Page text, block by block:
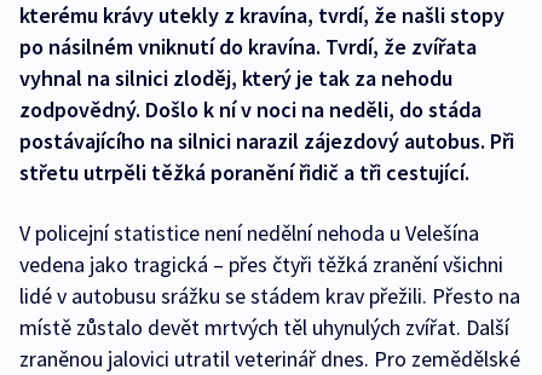
kterému krávy utekly z kravína, tvrdí, že našli stopy
po násilném vniknutí do kravína. Tvrdí, že zvířata
vyhnal na silnici zloděj, který je tak za nehodu
zodpovědný. Došlo k ní v noci na neděli, do stáda
postávajícího na silnici narazil zájezdový autobus. Při
střetu utrpěli těžká poranění řidič a tři cestující.
V policejní statistice není nedělní nehoda u Velešína
vedena jako tragická – přes čtyři těžká zranění všichni
lidé v autobusu srážku se stádem krav přežili. Přesto na
místě zůstalo devět mrtvých těl uhynulých zvířat. Další
zraněnou jalovici utratil veterinář dnes. Pro zemědělské